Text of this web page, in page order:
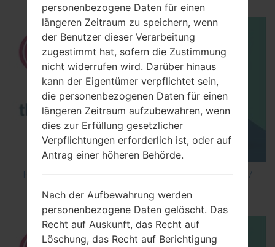
How to Factory Reset through menu on LG K7
X210ds?
personenbezogene Daten für einen
längeren Zeitraum zu speichern, wenn
der Benutzer dieser Verarbeitung
zugestimmt hat, sofern die Zustimmung
nicht widerrufen wird. Darüber hinaus
kann der Eigentümer verpflichtet sein,
die personenbezogenen Daten für einen
längeren Zeitraum aufzubewahren, wenn
dies zur Erfüllung gesetzlicher
Verpflichtungen erforderlich ist, oder auf
Antrag einer höheren Behörde.
Nach der Aufbewahrung werden
personenbezogene Daten gelöscht. Das
Recht auf Auskunft, das Recht auf
Löschung, das Recht auf Berichtigung